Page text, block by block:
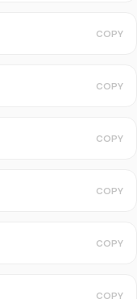
COPY
COPY
COPY
COPY
COPY
COPY